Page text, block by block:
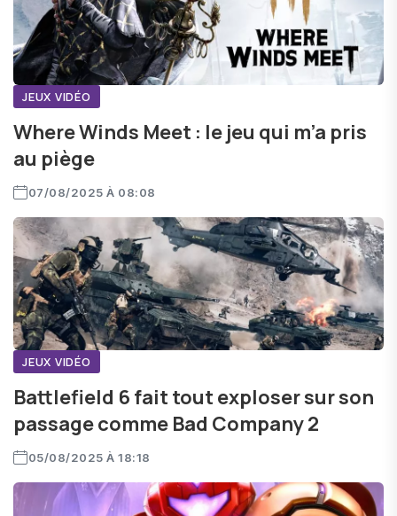
JEUX VIDÉO
Where Winds Meet : le jeu qui m’a pris
au piège
07/08/2025 À 08:08
JEUX VIDÉO
Battlefield 6 fait tout exploser sur son
passage comme Bad Company 2
05/08/2025 À 18:18